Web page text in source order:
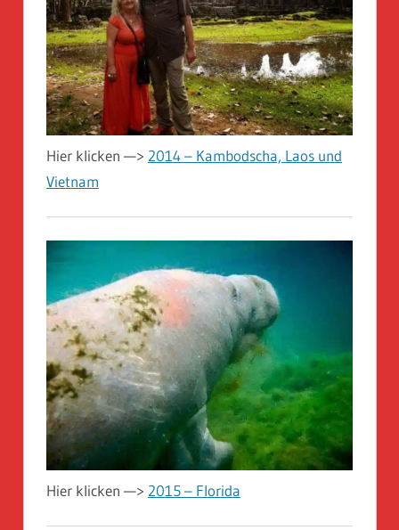
Hier klicken —> 2014 – Kambodscha, Laos und
Vietnam
Hier klicken —> 2015 – Florida